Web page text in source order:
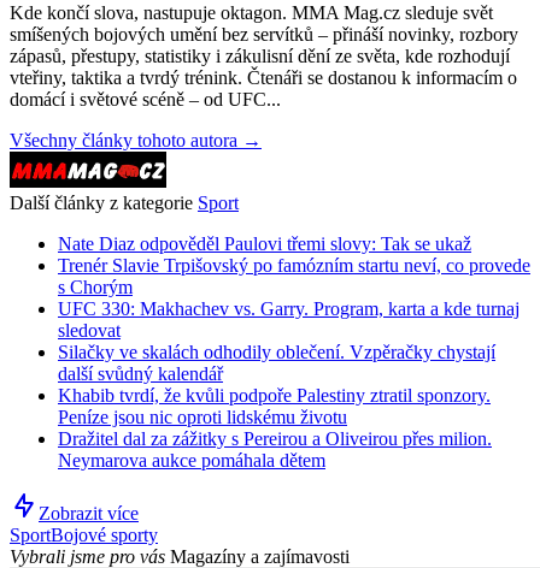
Kde končí slova, nastupuje oktagon. MMA Mag.cz sleduje svět
smíšených bojových umění bez servítků – přináší novinky, rozbory
zápasů, přestupy, statistiky i zákulisní dění ze světa, kde rozhodují
vteřiny, taktika a tvrdý trénink. Čtenáři se dostanou k informacím o
domácí i světové scéně – od UFC...
Všechny články tohoto autora →
Další články z kategorie Sport
Nate Diaz odpověděl Paulovi třemi slovy: Tak se ukaž
Trenér Slavie Trpišovský po famózním startu neví, co provede
s Chorým
UFC 330: Makhachev vs. Garry. Program, karta a kde turnaj
sledovat
Silačky ve skalách odhodily oblečení. Vzpěračky chystají
další svůdný kalendář
Khabib tvrdí, že kvůli podpoře Palestiny ztratil sponzory.
Peníze jsou nic oproti lidskému životu
Dražitel dal za zážitky s Pereirou a Oliveirou přes milion.
Neymarova aukce pomáhala dětem
Zobrazit více
SportBojové sporty
Vybrali jsme pro vás Magazíny a zajímavosti